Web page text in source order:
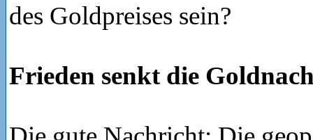
des Goldpreises sein?
Frieden senkt die